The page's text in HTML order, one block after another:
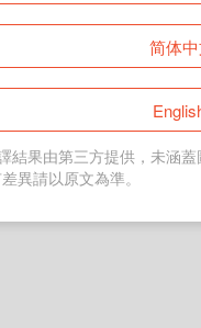
返回
简体
結果由第三方提供，未涵
異請以原文為準。